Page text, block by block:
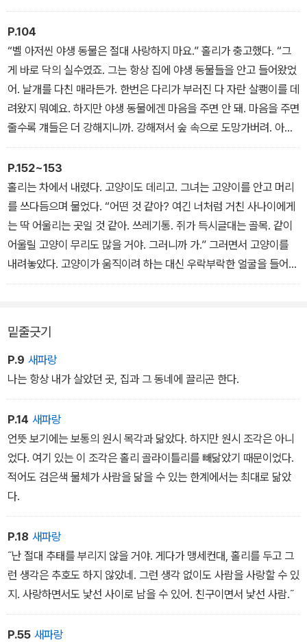
몬처럼 청결한 분위기를 풍겼으며, 거친 분홍빛이 뺨을 짙게 물들였
다. 커다란 입에 위로 들린 코. 검은 선글라스가 눈을 가렸다. 유아기
를 넘어선 얼굴이었지만 아직 어른 여성의 이편으로 넘어왔다 할 수
는 없었다. 나는 여자가 열여섯에서 서른 사이 어디쯤이리라고 짐작
했다. 나중에 알게 된 사실이지만 열아홉 살 생일이 고작 두 달밖에 남
지 않았을 때였다.
“돈이 얼만데! 자그마치 350달러야!”
홀리는 어깨를 으쓱했다. “화장실에 몇 번만 더 갔다 오면 되는걸. 하
지만 내게 약속해요. 살아 있는 건 결코 그 안에 넣지 않겠다고 약속해
요.”
나는 홀리에게 입을 맞추려 했지만, 홀리가 한 손으로 막았다. “나도
줘요.” 홀리는 주머니 속에 불룩한 것을 톡톡 두드렸다.
“약소할까 걱정되네요.” 나는 말했고, 실제로 약소했다. 성 크리스토
퍼의 메달이었다. 하지만 적어도 티파니에서 산 것이었다.
P.104
“벨 아저씬 야생 동물은 절대 사랑하지 마요.” 홀리가 충고했다. “그
게 바로 닥의 실수였죠. 그는 항상 집에 야생 동물들을 안고 들어왔었
어. 날개를 다친 매라든가. 한번은 다리가 부러진 다 자란 살쾡이를 데
려왔지 뭐예요. 하지만 야생 동물에겐 마음을 주면 안 돼. 마음을 주면
줄수록 걔들은 더 강해지니까. 강해져서 숲 속으로 도망가버려. 아니
면 나무 위로 날아가든가. 그다음에는 더 큰 나무로 날아오를 거고. 그
다음에는 저 하늘로. 그렇게 끝나는 거예요, 아저씨. 야생 동물을 사랑
하게 되면. 나중에는 결국 하늘만 바라보며 끝.”
“얘, 취했군.” 조 벨이 내게 알렸다.
P.152~153
홀리는 차에서 내렸다. 고양이도 데리고. 그녀는 고양이를 안고 머리
를 쓰다듬으며 물었다. “어떤 것 같아? 여긴 너처럼 거친 사나이에게
는 딱 어울리는 곳일 것 같아. 쓰레기통. 쥐가 득시글대는 골목. 같이
어울릴 고양이 무리도 많을 거야. 그러니까 가.” 그러면서 고양이를
내려놓았다. 고양이가 움직이려 하는 대신 우락부락한 얼굴을 들어
노란 해적 눈으로 질문을 던지자, 홀리는 한 발을 굴렀다. “가버리라
녀는 기사에게 말했다. “가요, 가요.”
나는 얼이 나갔다. “참, 당신 정말이었어. 정말 나쁜 년이었어.”
한 블록 정도 갔을 때 그녀가 대답했다. “말했잖아요. 우리는 어느 날
강가에서 만난 것뿐이라고. 그게 다야. 독립적으로 사는 존재. 우리 둘
다 그래요. 우리는 절대로 서로에게 어떤 약속도 한 적 없어. 절대
로…….” 그녀의 목소리가 잦아들었다. 경련, 병자 같은 창백한 기운이
얼굴을 덮쳤다. 차는 신호등 앞에 서 있었다. 그때 홀리는 문을 열더니
거리를 뛰어 내려갔다. 나도 그 뒤를 따랐다.
밑줄긋기
P.9 새파랑
나는 항상 내가 살았던 곳, 집과 그 동네에 끌리곤 한다.
P.14 새파랑
언뜻 보기에는 보통의 원시 목각과 닮았다. 하지만 원시 조각은 아니
었다. 여기 있는 이 조각은 홀리 골라이틀리를 빼닮았기 때문이었다.
적어도 검은색 물체가 사람을 닮을 수 있는 한계에서는 최대로 닮았
다.
P.18 새파랑
˝난 절대 추태를 부리지 않을 거야. 게다가 맹세컨대, 홀리를 두고 그
런 생각은 추호도 하지 않았네. 그런 생각 없이도 사람을 사랑할 수 있
지. 사랑하면서도 낯선 사이로 남을 수 있어. 친구이면서 낯선 사람.˝
P.55 새파랑